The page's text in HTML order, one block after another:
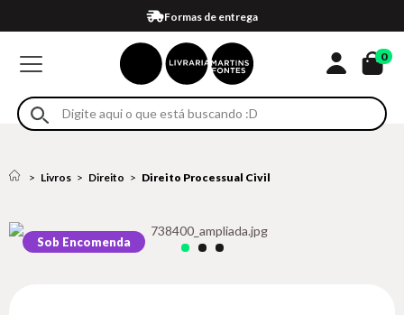
Formas de entrega
Compra 100% segura
Em até 4x sem juros no cartão*
Retire na loja
Eventos
0
Livros Direito Direito Processual Civil
Sob Encomenda